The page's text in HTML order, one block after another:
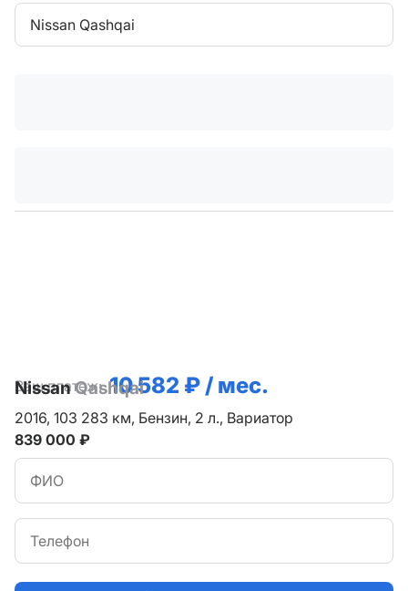
Nissan Qashqai
Ваш платеж: 10 582 ₽ / мес.
NissanQashqai
2016, 103 283 км, Бензин, 2 л., Вариатор
839 000 ₽